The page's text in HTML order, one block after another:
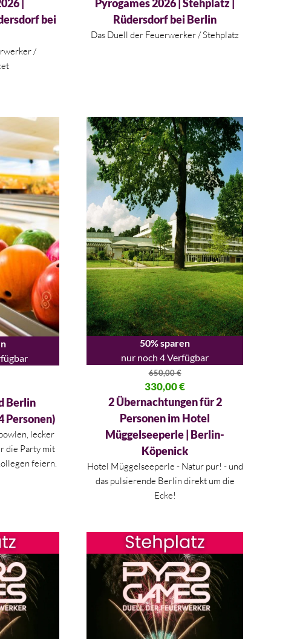
|
bei
/
Pyrogames 2026 | Stehplatz |
Rüdersdorf bei Berlin
Das Duell der Feuerwerker / Stehplatz
101,60 €
€.Berlin
Personen)
lecker
die Party mit
feiern.
50% sparen
nur noch 4 Verfügbar
650,00€
Ursprünglicher Preis war: 650,00 €
330,00€
Aktueller Preis ist: 330,00 €.
2 Übernachtungen für 2
Personen im Hotel
Müggelseeperle | Berlin-
Köpenick
Hotel Müggelseeperle - Natur pur! - und
das pulsierende Berlin direkt um die
Ecke!